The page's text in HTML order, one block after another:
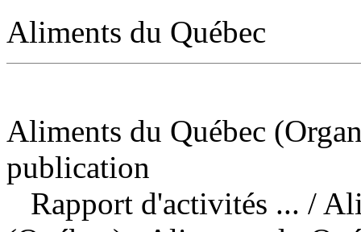
Aliments du Québec
Aliments du Québec
publication
Rapport d'activités ... /